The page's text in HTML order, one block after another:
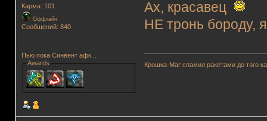
Карма: 101
Оффлайн
Сообщений: 840
Пью пока Синвент афк...
Awards
Ах, красавец
НЕ тронь бороду,
Крошка-Маг спамил ракетами до того